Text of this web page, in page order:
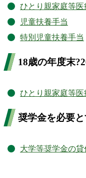
ひとり親家庭等
児童扶養手当
特別児童扶養手当
18歳の年度末
ひとり親家庭等
奨学金を必要
大学等奨学金の貸